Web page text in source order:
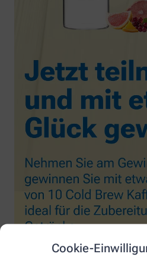
Cookie-